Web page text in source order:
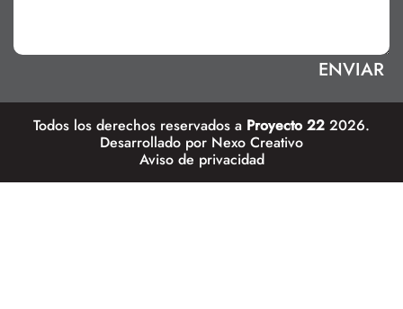
Todos los derechos reservados a Proyecto 22 2026.
Desarrollado por Nexo Creativo
Aviso de privacidad